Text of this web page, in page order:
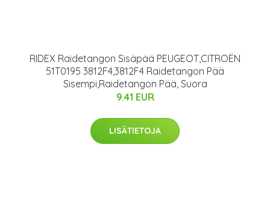
RIDEX Raidetangon Sisäpää PEUGEOT,CITROËN
51T0195 3812F4,3812F4 Raidetangon Pää
Sisempi,Raidetangon Pää, Suora
9.41 EUR
LISÄTIETOJA